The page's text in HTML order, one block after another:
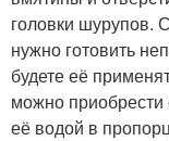
головки шурупов.
нужно готовить
будете её
можно приобрести
её водой в